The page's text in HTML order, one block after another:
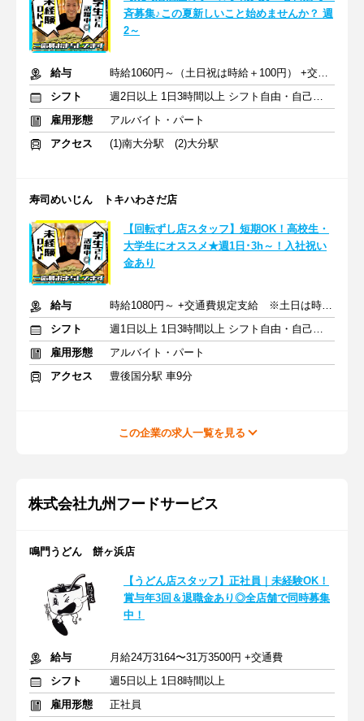
斉募集♪この夏新しいこと始めませんか？ 週
2～
給与
時給1060円～（土日祝は時給＋100円） +交通費
シフト
週2日以上 1日3時間以上 シフト自由・自己申告
雇用形態
アルバイト・パート
アクセス
(1)南大分駅 (2)大分駅
寿司めいじん トキハわさだ店
【回転ずし店スタッフ】短期OK！高校生・
大学生にオススメ★週1日･3h～！入社祝い
金あり
給与
時給1080円～ +交通費規定支給 ※土日は時給UP
シフト
週1日以上 1日3時間以上 シフト自由・自己申告
雇用形態
アルバイト・パート
アクセス
豊後国分駅 車9分
この企業の求人一覧を見る
株式会社九州フードサービス
鳴門うどん 餅ヶ浜店
【うどん店スタッフ】正社員｜未経験OK！
賞与年3回＆退職金あり◎全店舗で同時募集
中！
給与
月給24万3164〜31万3500円 +交通費
シフト
週5日以上 1日8時間以上
雇用形態
正社員